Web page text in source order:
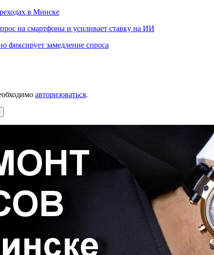
в Минске
на смартфоны и усиливает ставку на ИИ
фиксирует замедление спроса
авторизоваться.